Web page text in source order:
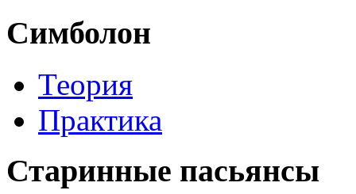
Симболон
Теория
Практика
Старинные пасьянсы